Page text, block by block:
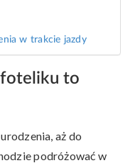
w trakcie jazdy
foteliku to
aż do
podróżować w